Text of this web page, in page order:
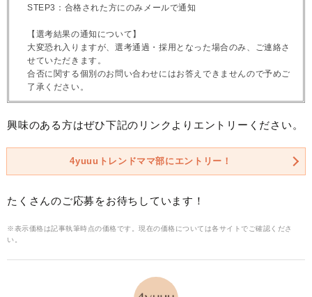
STEP3：合格された方にのみメールで通知
【選考結果の通知について】
大変恐れ入りますが、選考通過・採用となった場合のみ、ご連絡さ
せていただきます。
合否に関する個別のお問い合わせにはお答えできませんので予めご
了承ください。
興味のある方はぜひ下記のリンクよりエントリーください。
4yuuuトレンドママ部にエントリー！
たくさんのご応募をお待ちしています！
※表示価格は記事執筆時点の価格です。現在の価格については各サイトでご確認くださ
い。